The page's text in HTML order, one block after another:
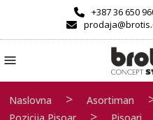
+387 36 650
Naslovna > Asortiman
>